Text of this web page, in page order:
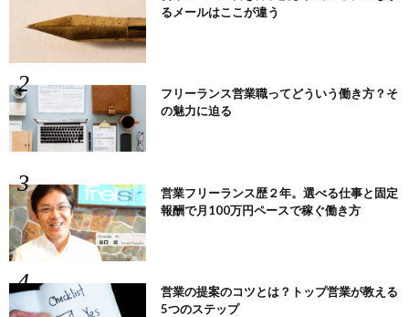
るメールはここが違う
フリーランス営業職ってどういう働き方？そ
の魅力に迫る
営業フリーランス歴２年。選べる仕事と固定
報酬で月100万円ペースで稼ぐ働き方
営業の提案のコツとは？トップ営業が教える
5つのステップ